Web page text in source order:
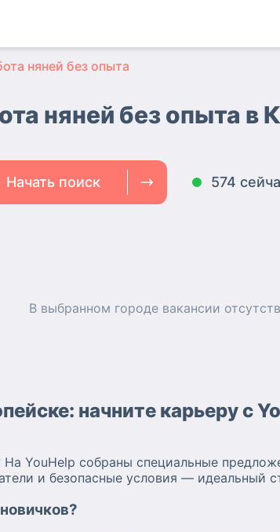
няней без опыта
няней без опыта в
Начать поиск 574
В выбранном городе вакансии
начните карьеру с
YouHelp собраны специальные
и безопасные условия — идеальный